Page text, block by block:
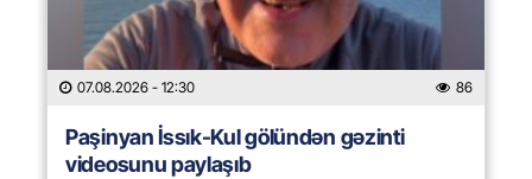
07.08.2026 - 12:30 86
Paşinyan İssık-Kul gölündən gəzinti
videosunu paylaşıb